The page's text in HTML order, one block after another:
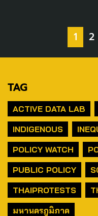
1 2
TAG
ACTIVE DATA LAB
INDIGENOUS
POLICY WATCH
PUBLIC POLICY
THAIPROTESTS
มหานครภูมิภาค